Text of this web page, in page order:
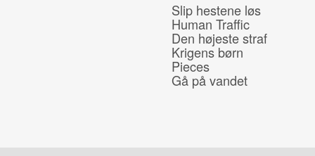
Slip hestene løs
Human Traffic
Den højeste straf
Krigens børn
Pieces
Gå på vandet